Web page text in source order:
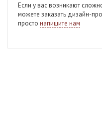
Если у вас возникают
можете заказать дизайн-
просто напишите нам